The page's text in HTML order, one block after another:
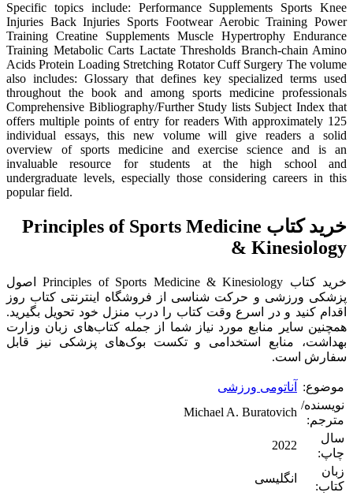
Specific topics include: Performance Supplements Sports Knee
Injuries Back Injuries Sports Footwear Aerobic Training Power
Training Creatine Supplements Muscle Hypertrophy Endurance
Training Metabolic Carts Lactate Thresholds Branch-chain Amino
Acids Protein Loading Stretching Rotator Cuff Surgery The volume
also includes: Glossary that defines key specialized terms used
throughout the book and among sports medicine professionals
Comprehensive Bibliography/Further Study lists Subject Index that
offers multiple points of entry for readers With approximately 125
individual essays, this new volume will give readers a solid
overview of sports medicine and exercise science and is an
invaluable resource for students at the high school and
undergraduate levels, especially those considering careers in this
popular field.
خرید کتاب Principles of Sports Medicine
& Kinesiology
خرید کتاب Principles of Sports Medicine & Kinesiology اصول
پزشکی ورزشی و حرکت شناسی از فروشگاه اینترنتی کتاب روز
اقدام کنید و در اسرع وقت کتاب را درب منزل خود تحویل بگیرید.
همچنین سایر منابع مورد نیاز شما از جمله کتاب‌های زبان وزارت
بهداشت، منابع استخدامی و تکست بوک‌های پزشکی نیز قابل
سفارش است.
موضوع:
آناتومی ورزشی
نویسنده/
مترجم:
Michael A. Buratovich
سال
چاپ:
2022
زبان
کتاب:
انگلیسی